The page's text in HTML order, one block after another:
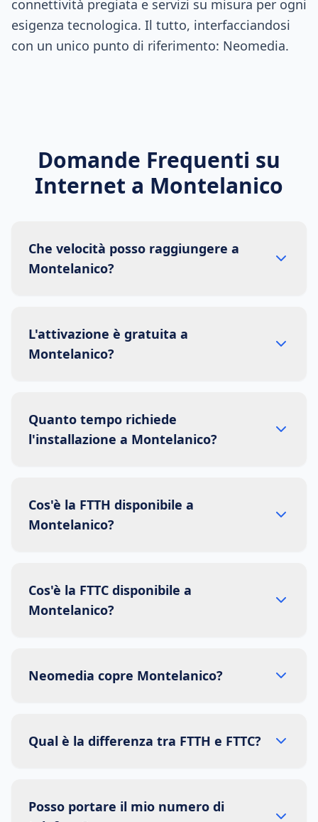
connettività pregiata e servizi su misura per ogni
esigenza tecnologica. Il tutto, interfacciandosi
con un unico punto di riferimento: Neomedia.
Domande Frequenti su
Internet a Montelanico
Che velocità posso raggiungere a
Montelanico?
L'attivazione è gratuita a
Montelanico?
Quanto tempo richiede
l'installazione a Montelanico?
Cos'è la FTTH disponibile a
Montelanico?
Cos'è la FTTC disponibile a
Montelanico?
Neomedia copre Montelanico?
Qual è la differenza tra FTTH e FTTC?
Posso portare il mio numero di